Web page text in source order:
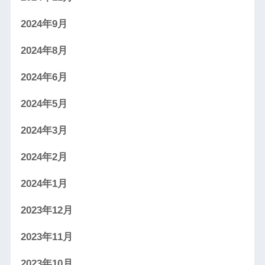
2024年9月
2024年8月
2024年6月
2024年5月
2024年3月
2024年2月
2024年1月
2023年12月
2023年11月